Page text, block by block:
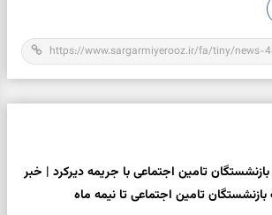
تامین اجتماعی با جریمه دیرکرد | خبر
تامین اجتماعی تا نیمه ماه